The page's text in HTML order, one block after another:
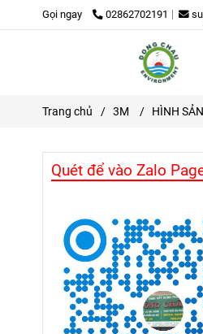
Gọi ngay 02862702191
Trang chủ / 3M / HÌNH
Quét để vào Zalo